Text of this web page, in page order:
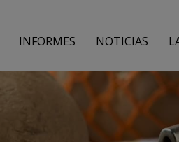
INFORMES NOTICIAS